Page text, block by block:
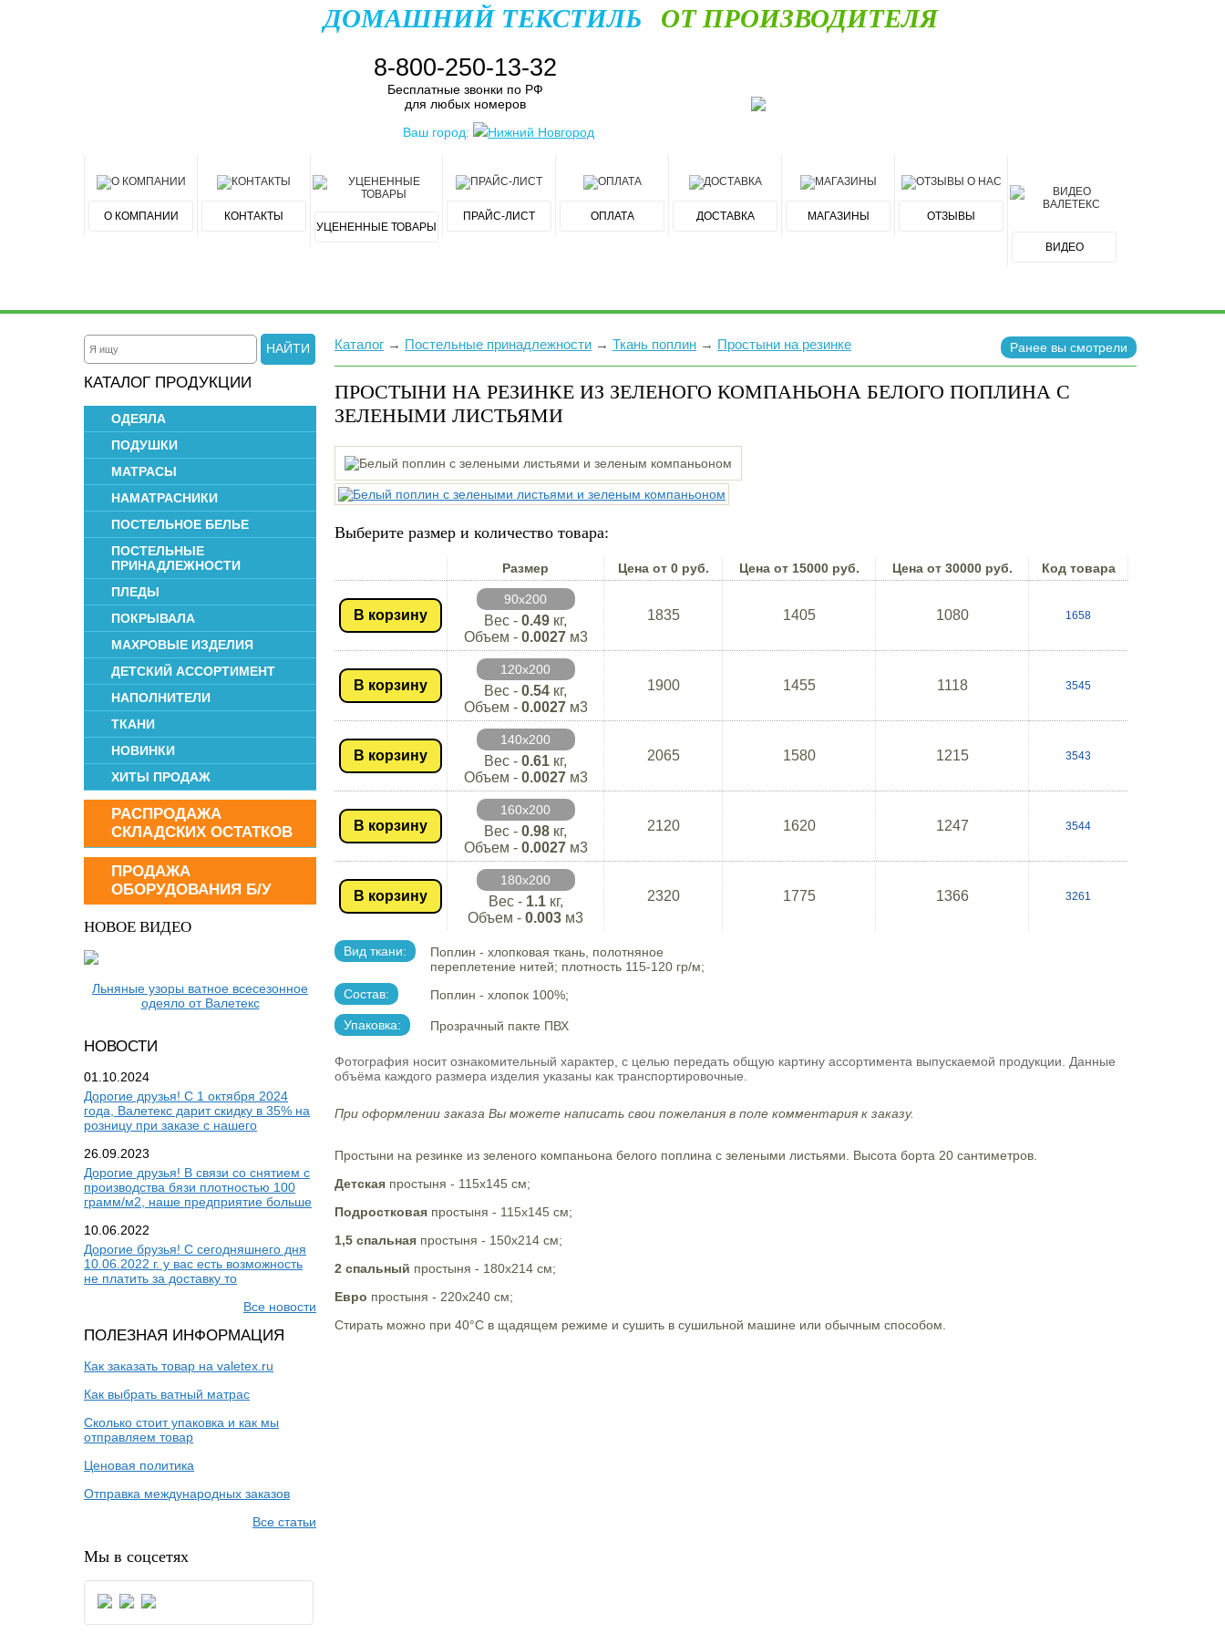
ДОМАШНИЙ ТЕКСТИЛЬ ОТ ПРОИЗВОДИТЕЛЯ
8-800-250-13-32
Бесплатные звонки по РФ
для любых номеров
Ваш город:
Нижний Новгород
О КОМПАНИИ
КОНТАКТЫ
УЦЕНЕННЫЕ ТОВАРЫ
ПРАЙС-ЛИСТ ОПЛАТА ДОСТАВКА МАГАЗИНЫ ОТЗЫВЫ
ВИДЕО
НАЙТИ
КАТАЛОГ ПРОДУКЦИИ
ОДЕЯЛА
ПОДУШКИ
МАТРАСЫ
НАМАТРАСНИКИ
ПОСТЕЛЬНОЕ БЕЛЬЕ
ПОСТЕЛЬНЫЕ
ПРИНАДЛЕЖНОСТИ
ПЛЕДЫ
ПОКРЫВАЛА
МАХРОВЫЕ ИЗДЕЛИЯ
ДЕТСКИЙ АССОРТИМЕНТ
НАПОЛНИТЕЛИ
ТКАНИ
НОВИНКИ
ХИТЫ ПРОДАЖ
РАСПРОДАЖА
СКЛАДСКИХ ОСТАТКОВ
ПРОДАЖА
ОБОРУДОВАНИЯ Б/У
НОВОЕ ВИДЕО
Льняные узоры ватное всесезонное
одеяло от Валетекс
НОВОСТИ
01.10.2024
Дорогие друзья! С 1 октября 2024
года, Валетекс дарит скидку в 35% на
розницу при заказе с нашего
26.09.2023
Дорогие друзья! В связи со снятием с
производства бязи плотностью 100
грамм/м2, наше предприятие больше
10.06.2022
Дорогие брузья! С сегодняшнего дня
10.06.2022 г. у вас есть возможность
не платить за доставку то
Все новости
ПОЛЕЗНАЯ ИНФОРМАЦИЯ
Как заказать товар на valetex.ru
Как выбрать ватный матрас
Сколько стоит упаковка и как мы
отправляем товар
Ценовая политика
Отправка международных заказов
Все статьи
Мы в соцсетях
Каталог → Постельные принадлежности → Ткань поплин → Простыни на резинке Ранее вы смотрели
ПРОСТЫНИ НА РЕЗИНКЕ ИЗ ЗЕЛЕНОГО КОМПАНЬОНА БЕЛОГО ПОПЛИНА С
ЗЕЛЕНЫМИ ЛИСТЬЯМИ
Выберите размер и количество товара:
Размер Цена от 0 руб. Цена от 15000 руб. Цена от 30000 руб. Код товара
В корзину
90х200
Вес - 0.49 кг,
Объем - 0.0027м3
1835 1405 1080 1658
В корзину
120х200
Вес - 0.54 кг,
Объем - 0.0027м3
1900 1455 1118 3545
В корзину
140х200
Вес - 0.61 кг,
Объем - 0.0027м3
2065 1580 1215 3543
В корзину
160х200
Вес - 0.98 кг,
Объем - 0.0027м3
2120 1620 1247 3544
В корзину
180х200
Вес - 1.1кг,
Объем - 0.003 м3
2320 1775 1366 3261
Вид ткани:
Поплин - хлопковая ткань, полотняное
переплетение нитей; плотность 115-120 гр/м;
Состав:
Поплин - хлопок 100%;
Упаковка: Прозрачный пакте ПВХ
Фотография носит ознакомительный характер, с целью передать общую картину ассортимента выпускаемой продукции. Данные
объёма каждого размера изделия указаны как транспортировочные.
При оформлении заказа Вы можете написать свои пожелания в поле комментария к заказу.
Простыни на резинке из зеленого компаньона белого поплина с зелеными листьями. Высота борта 20 сантиметров.
Детская простыня - 115х145 см;
Подростковая простыня - 115х145 см;
1,5 спальная простыня - 150х214 см;
2 спальный простыня - 180х214 см;
Евро простыня - 220х240 см;
Стирать можно при 40°С в щадящем режиме и сушить в сушильной машине или обычным способом.